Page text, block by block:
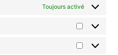
Toujours activé
Statistiques
Marketing